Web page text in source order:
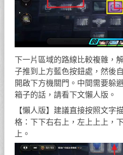
下一片區域的路線比較複雜，
子推到上方藍色按鈕處，然後
開啟下方機關門。中間需要躲
箱子的話，請看下文懶人版。
【懶人版】建議直接按照文字
格：下下右右上，左上上上，
上。